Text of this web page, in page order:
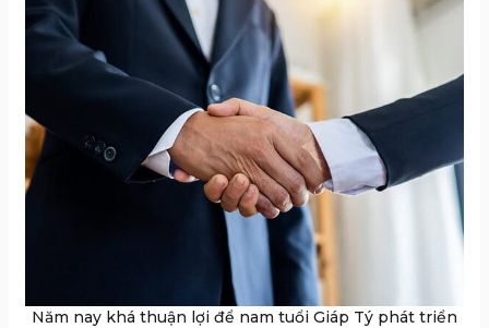
Năm nay khá thuận lợi để nam tuổi Giáp Tý phát triển